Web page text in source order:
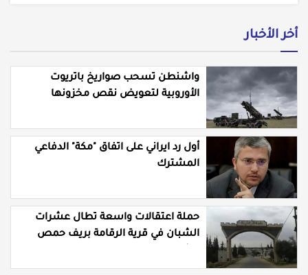
أخر الأخبار
واشنطن تسحب صواريخ باتريوت
الأوروبية لتعويض نقص مخزونها
أول رد ايراني على اتفاق "مكة" الدفاعي
المشترك
حملة اعتقالات واسعة تطال عشرات
الشبان في قرية الرقامة بريف حمص